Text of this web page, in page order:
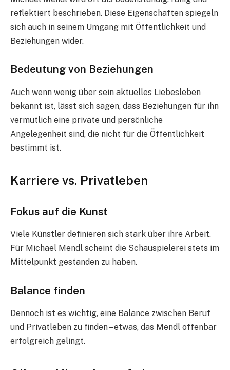
reflektiert beschrieben. Diese Eigenschaften spiegeln
sich auch in seinem Umgang mit Öffentlichkeit und
Beziehungen wider.
Bedeutung von Beziehungen
Auch wenn wenig über sein aktuelles Liebesleben
bekannt ist, lässt sich sagen, dass Beziehungen für ihn
vermutlich eine private und persönliche
Angelegenheit sind, die nicht für die Öffentlichkeit
bestimmt ist.
Karriere vs. Privatleben
Fokus auf die Kunst
Viele Künstler definieren sich stark über ihre Arbeit.
Für Michael Mendl scheint die Schauspielerei stets im
Mittelpunkt gestanden zu haben.
Balance finden
Dennoch ist es wichtig, eine Balance zwischen Beruf
und Privatleben zu finden – etwas, das Mendl offenbar
erfolgreich gelingt.